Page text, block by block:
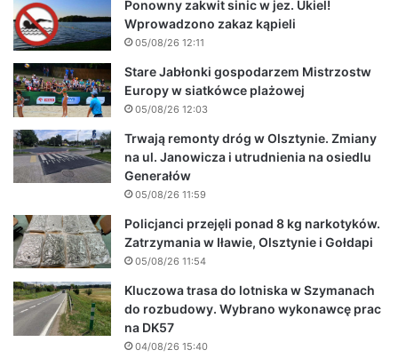
Ponowny zakwit sinic w jez. Ukiel!
Wprowadzono zakaz kąpieli
05/08/26 12:11
Stare Jabłonki gospodarzem Mistrzostw
Europy w siatkówce plażowej
05/08/26 12:03
Trwają remonty dróg w Olsztynie. Zmiany
na ul. Janowicza i utrudnienia na osiedlu
Generałów
05/08/26 11:59
Policjanci przejęli ponad 8 kg narkotyków.
Zatrzymania w Iławie, Olsztynie i Gołdapi
05/08/26 11:54
Kluczowa trasa do lotniska w Szymanach
do rozbudowy. Wybrano wykonawcę prac
na DK57
04/08/26 15:40